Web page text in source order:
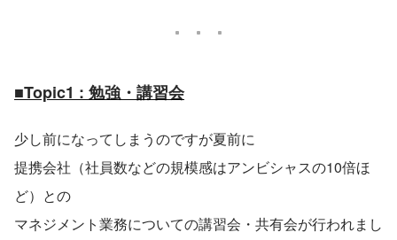
■Topic1 : 勉強・講習会
少し前になってしまうのですが夏前に
提携会社（社員数などの規模感はアンビシャスの10倍ほ
ど）との
マネジメント業務についての講習会・共有会が行われまし